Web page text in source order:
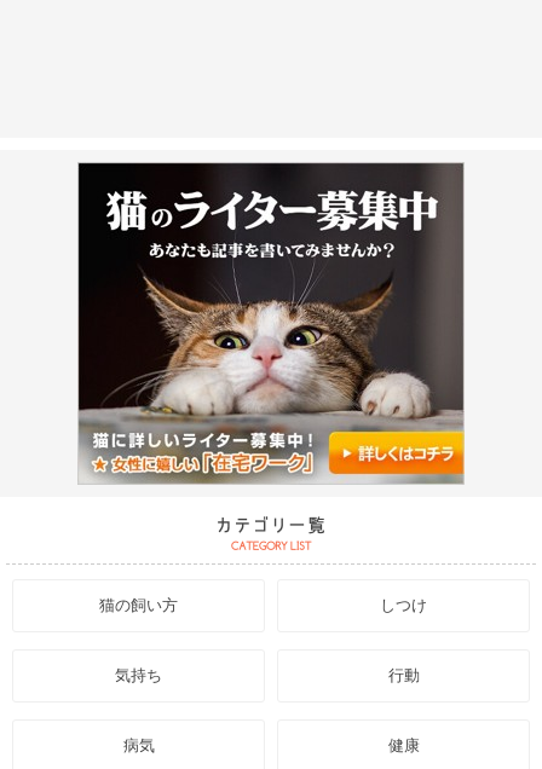
猫の飼い方 しつけ
気持ち 行動
病気 健康